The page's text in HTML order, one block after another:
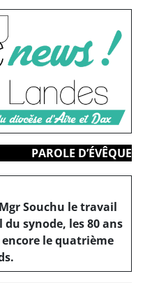
PAROLE D’ÉVÊQUE
Souchu le travail
synode, les 80 ans
le quatrième